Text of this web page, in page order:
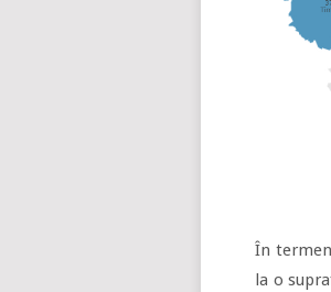
În
la o